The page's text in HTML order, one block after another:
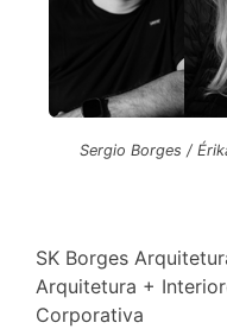
Sergio Borges /
SK Borges
Arquitetura +
Corporativa